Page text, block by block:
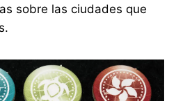
sobre las ciudades que